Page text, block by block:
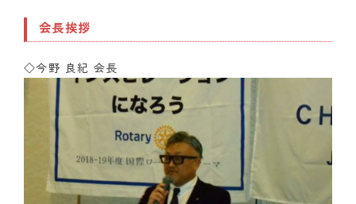
会長挨拶
◇今野 良紀 会長